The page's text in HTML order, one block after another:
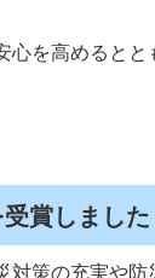
を高めるとと
賞しました
対策の充実や